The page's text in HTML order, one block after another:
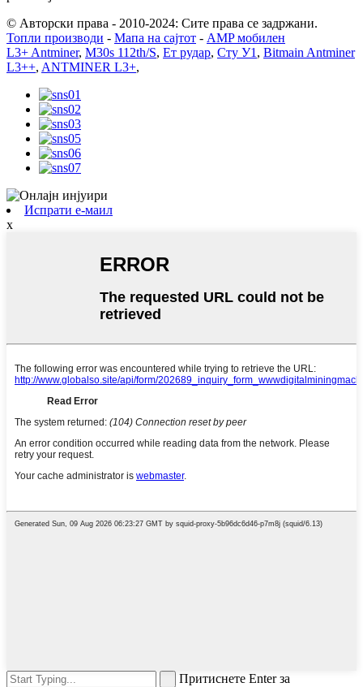
© Авторски права - 2010-2024: Сите права се задржани.
Топли производи - Мапа на сајтот - AMP мобилен
L3+ Antminer, M30s 112th/S, Ет рудар, Сту У1 , Bitmain Antminer
L3++, ANTMINER L3+,
Испрати е-маил
x
Притиснете Enter за